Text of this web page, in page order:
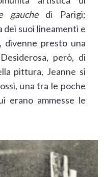
gauchedi Parigi;
dei suoi lineamenti e
divenne presto una
però, di
pittura, Jeanne si
una tra le poche
erano ammesse le